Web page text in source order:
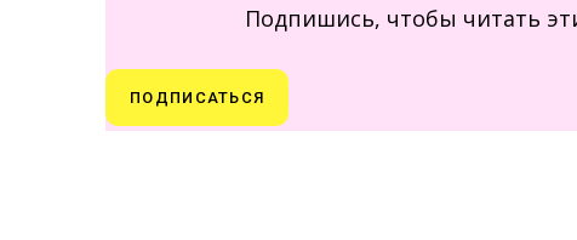
Подпишись, чтобы читать
ПОДПИСАТЬСЯ